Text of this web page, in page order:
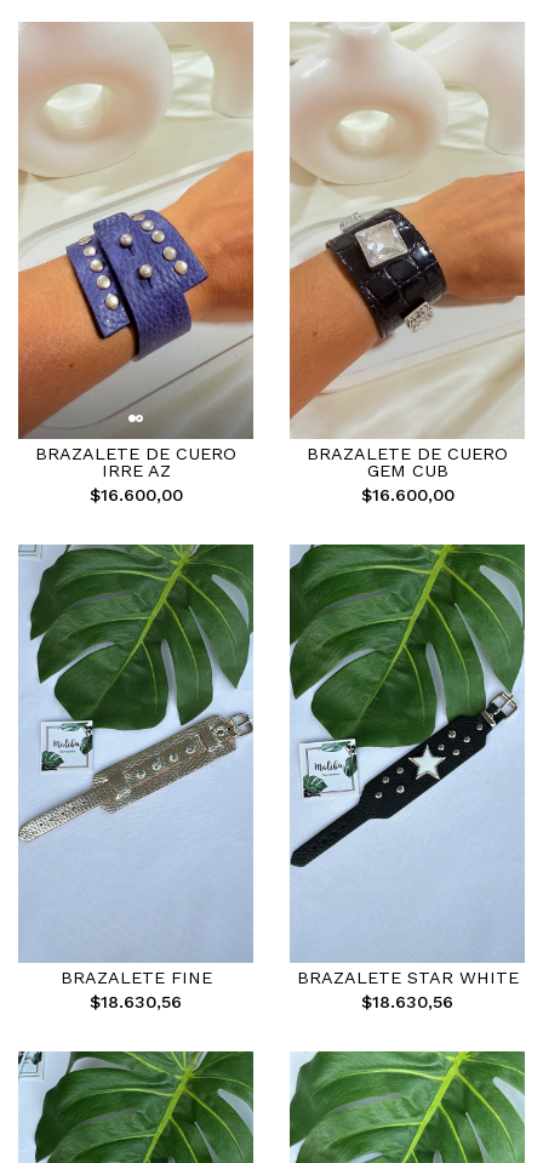
BRAZALETE DE CUERO
IRRE AZ
$16.600,00
BRAZALETE DE CUERO
GEM CUB
$16.600,00
BRAZALETE FINE
$18.630,56
BRAZALETE STAR WHITE
$18.630,56